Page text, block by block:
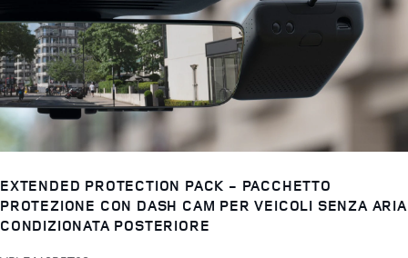
EXTENDED PROTECTION PACK - PACCHETTO
PROTEZIONE CON DASH CAM PER VEICOLI SENZA ARIA
CONDIZIONATA POSTERIORE